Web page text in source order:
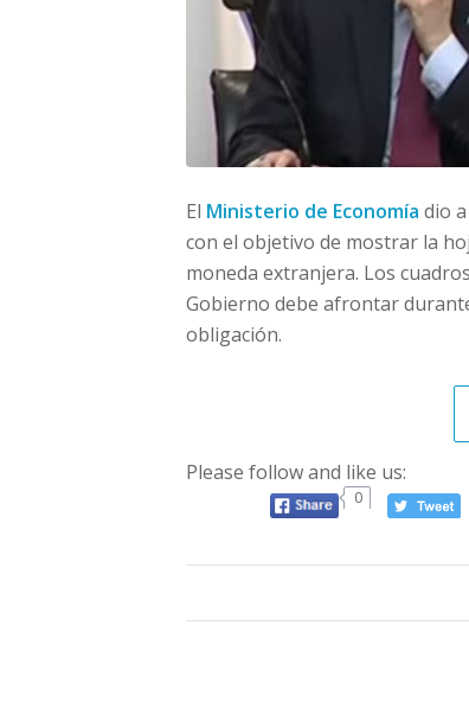
El Ministerio de Economía dio
con el objetivo de mostrar la
moneda extranjera. Los
Gobierno debe afrontar
obligación.
Please follow and like us:
0